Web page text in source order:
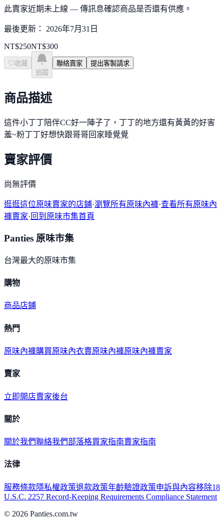
此賣家近期未上線 — 傳訊息確認商品是否還有供應。
最後更新： 2026年7月31日
NT$250NT$300
♡ 收藏
追蹤
聯絡賣家 提出客製請求
商品描述
這件小丁丁陪伴CC好一陣子了，丁丁的地方還有黃黃的好害
羞~粉丁丁好想快跟哥哥回家睡覺覺
賣家評價
尚無評價
逛逛這位原味賣家的店鋪·瀏覽所有原味內褲·查看所有原味內
褲賣家·回到原味市集首頁
Panties 原味市集
台灣最大的原味市集
購物
商品店鋪
熱門
原味內褲購買原味內衣賣原味內褲原味內褲賣家
賣家
立即開店賣家後台
關於
關於我們聯絡我們部落格買家指南賣家指南
法律
服務條款隱私權政策退款政策年齡驗證政策申訴與內容移除18
U.S.C. 2257 Record-Keeping Requirements Compliance Statement
© 2026 Panties.com.tw